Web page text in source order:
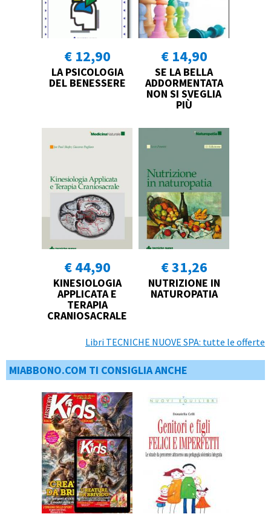
€ 12,90
LA PSICOLOGIA
DEL BENESSERE
€ 14,90
SE LA BELLA
ADDORMENTATA
NON SI SVEGLIA
PIÙ
€ 44,90
KINESIOLOGIA
APPLICATA E
TERAPIA
CRANIOSACRALE
€ 31,26
NUTRIZIONE IN
NATUROPATIA
Libri TECNICHE NUOVE SPA: tutte le offerte
MIABBONO.COM TI CONSIGLIA ANCHE